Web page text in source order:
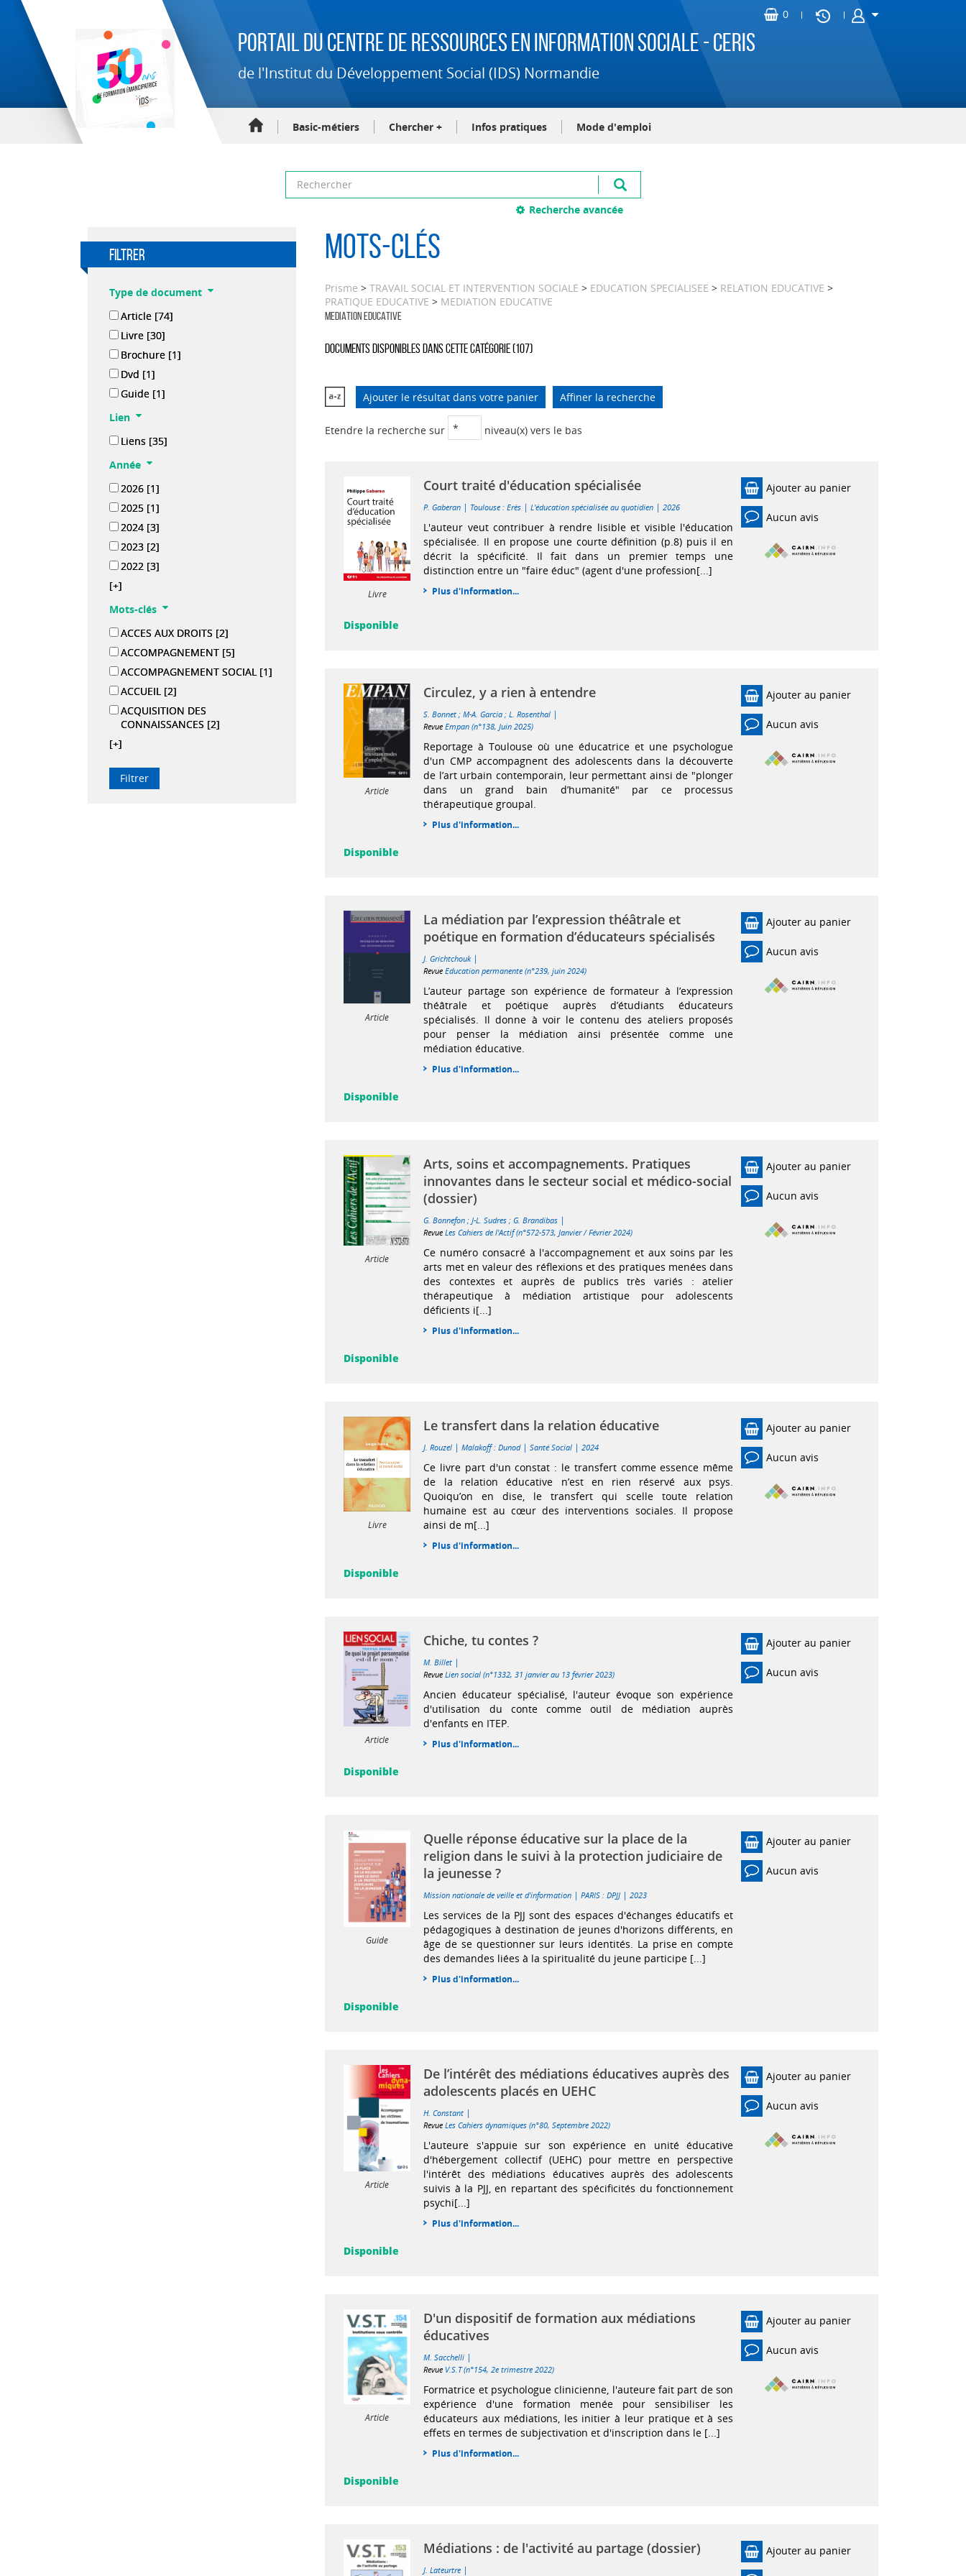
Portail du Centre de Ressources en Information Sociale - CERIS
de l'Institut du Développement Social (IDS) Normandie
Basic-métiers Chercher + Infos pratiques Mode d'emploi
Recherche avancée
filtrer
Type de document
Article [74]
Livre [30]
Brochure [1]
Dvd [1]
Guide [1]
Lien
Liens [35]
Année
2026 [1]
2025 [1]
2024 [3]
2023 [2]
2022 [3]
[+]
Mots-clés
ACCES AUX DROITS [2]
ACCOMPAGNEMENT [5]
ACCOMPAGNEMENT SOCIAL [1]
ACCUEIL [2]
ACQUISITION DES
CONNAISSANCES [2]
[+]
Mots-clés
Prisme > TRAVAIL SOCIAL ET INTERVENTION SOCIALE > EDUCATION SPECIALISEE > RELATION EDUCATIVE >
PRATIQUE EDUCATIVE > MEDIATION EDUCATIVE
MEDIATION EDUCATIVE
Documents disponibles dans cette catégorie (107)
Ajouter le résultat dans votre panier Affiner la recherche
Etendre la recherche sur niveau(x) vers le bas
Livre
Court traité d'éducation spécialisée
P. Gaberan | Toulouse : Erès |L'éducation spécialisée au quotidien |2026
L'auteur veut contribuer à rendre lisible et visible l'éducation
spécialisée. Il en propose une courte définition (p.8) puis il en
décrit la spécificité. Il fait dans un premier temps une
distinction entre un "faire éduc" (agent d'une profession[...]
Plus d'information...
Ajouter au panier
Aucun avis
Disponible
Article
Circulez, y a rien à entendre
S. Bonnet ;M-A. Garcia ;L. Rosenthal |
RevueEmpan (n°138, Juin 2025)
Reportage à Toulouse où une éducatrice et une psychologue
d'un CMP accompagnent des adolescents dans la découverte
de l’art urbain contemporain, leur permettant ainsi de "plonger
dans un grand bain d’humanité" par ce processus
thérapeutique groupal.
Plus d'information...
Ajouter au panier
Aucun avis
Disponible
Article
La médiation par l’expression théâtrale et
poétique en formation d’éducateurs spécialisés
J. Grichtchouk |
RevueEducation permanente (n°239, juin 2024)
L’auteur partage son expérience de formateur à l’expression
théâtrale et poétique auprès d’étudiants éducateurs
spécialisés. Il donne à voir le contenu des ateliers proposés
pour penser la médiation ainsi présentée comme une
médiation éducative.
Plus d'information...
Ajouter au panier
Aucun avis
Disponible
Article
Arts, soins et accompagnements. Pratiques
innovantes dans le secteur social et médico-social
(dossier)
G. Bonnefon ;J-L. Sudres ;G. Brandibas |
RevueLes Cahiers de l'Actif (n°572-573, Janvier / Février 2024)
Ce numéro consacré à l'accompagnement et aux soins par les
arts met en valeur des réflexions et des pratiques menées dans
des contextes et auprès de publics très variés : atelier
thérapeutique à médiation artistique pour adolescents
déficients i[...]
Plus d'information...
Ajouter au panier
Aucun avis
Disponible
Livre
Le transfert dans la relation éducative
J. Rouzel |Malakoff : Dunod|Santé Social |2024
Ce livre part d'un constat : le transfert comme essence même
de la relation éducative n’est en rien réservé aux psys.
Quoiqu’on en dise, le transfert qui scelle toute relation
humaine est au cœur des interventions sociales. Il propose
ainsi de m[...]
Plus d'information...
Ajouter au panier
Aucun avis
Disponible
Article
Chiche, tu contes ?
M. Billet |
RevueLien social (n°1332, 31 janvier au 13 février 2023)
Ancien éducateur spécialisé, l'auteur évoque son expérience
d'utilisation du conte comme outil de médiation auprès
d'enfants en ITEP.
Plus d'information...
Ajouter au panier
Aucun avis
Disponible
Guide
Quelle réponse éducative sur la place de la
religion dans le suivi à la protection judiciaire de
la jeunesse ?
Mission nationale de veille et d'information |PARIS : DPJJ |2023
Les services de la PJJ sont des espaces d'échanges éducatifs et
pédagogiques à destination de jeunes d'horizons différents, en
âge de se questionner sur leurs identités. La prise en compte
des demandes liées à la spiritualité du jeune participe [...]
Plus d'information...
Ajouter au panier
Aucun avis
Disponible
Article
De l’intérêt des médiations éducatives auprès des
adolescents placés en UEHC
H. Constant |
RevueLes Cahiers dynamiques (n°80, Septembre 2022)
L'auteure s'appuie sur son expérience en unité éducative
d'hébergement collectif (UEHC) pour mettre en perspective
l'intérêt des médiations éducatives auprès des adolescents
suivis à la PJJ, en repartant des spécificités du fonctionnement
psychi[...]
Plus d'information...
Ajouter au panier
Aucun avis
Disponible
Article
D'un dispositif de formation aux médiations
éducatives
M. Sacchelli |
Revue V.S.T (n°154, 2e trimestre 2022)
Formatrice et psychologue clinicienne, l'auteure fait part de son
expérience d'une formation menée pour sensibiliser les
éducateurs aux médiations, les initier à leur pratique et à ses
effets en termes de subjectivation et d'inscription dans le [...]
Plus d'information...
Ajouter au panier
Aucun avis
Disponible
Médiations : de l'activité au partage (dossier)
J. Lateurtre |
Ajouter au panier